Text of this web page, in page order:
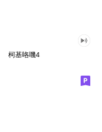
柯基咯嘰4